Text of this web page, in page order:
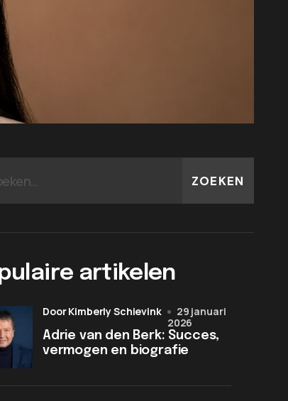
ZOEKEN
artikelen
Adrie van den Berk: Succes,
vermogen en biografie
door Kimberly Schievink
29 januari
2026